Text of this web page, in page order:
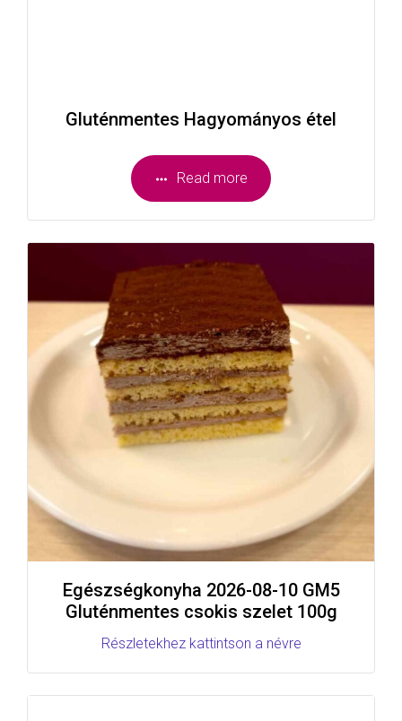
Gluténmentes Hagyományos étel
Read more
Egészségkonyha 2026-08-10 GM5
Gluténmentes csokis szelet 100g
Részletekhez kattintson a névre